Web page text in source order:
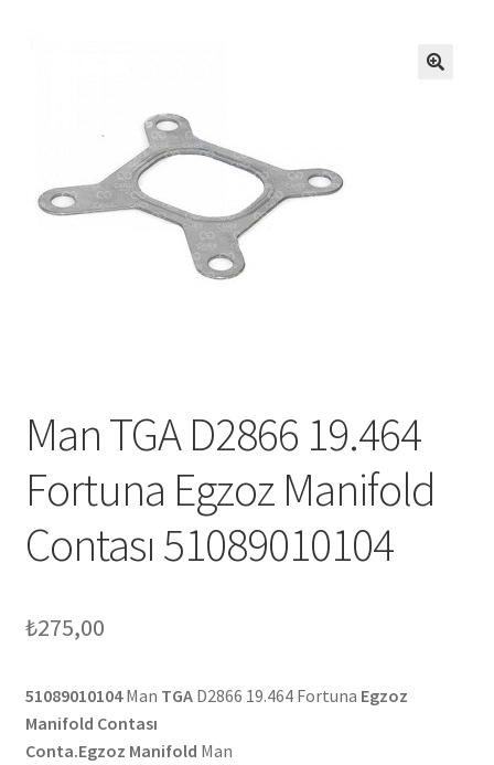
Man TGA D2866 19.464
Fortuna Egzoz Manifold
Contası 51089010104
₺275,00
51089010104Man TGAD2866 19.464 Fortuna Egzoz
Manifold Contası
Conta.Egzoz Manifold Man